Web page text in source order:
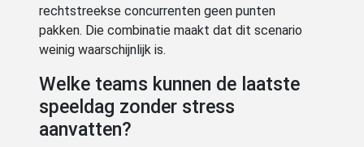
rechtstreekse concurrenten geen punten
pakken. Die combinatie maakt dat dit scenario
weinig waarschijnlijk is.
Welke teams kunnen de laatste
speeldag zonder stress
aanvatten?